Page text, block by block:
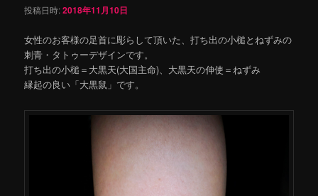
投稿日時:2018年11月10日
女性のお客様の足首に彫らして頂いた、打ち出の小槌とねずみの
刺青・タトゥーデザインです。
打ち出の小槌＝大黒天(大国主命)、大黒天の伸使＝ねずみ
縁起の良い「大黒鼠」です。